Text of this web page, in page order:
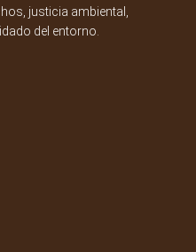
justicia ambiental,
del entorno.